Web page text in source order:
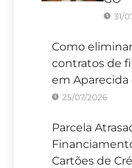
31/
Como
contratos de
em Aparecida
25/07/2026
Parcela
Cartões de